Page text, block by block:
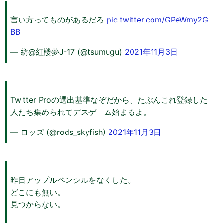
言い方ってものがあるだろ pic.twitter.com/GPeWmy2G
BB
— 紡@紅楼夢J-17 (@tsumugu) 2021年11月3日
Twitter Proの選出基準なぞだから、たぶんこれ登録した
人たち集められてデスゲーム始まるよ。
— ロッズ (@rods_skyfish) 2021年11月3日
昨日アップルペンシルをなくした。
どこにも無い。
見つからない。